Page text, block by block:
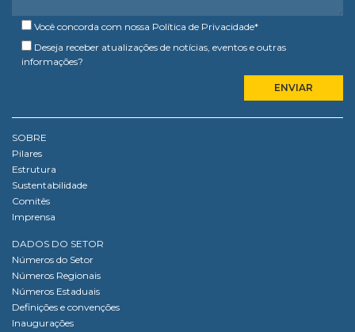
Você concorda com nossa Política de Privacidade*
Deseja receber atualizações de notícias, eventos e outras
informações?
SOBRE
Pilares
Estrutura
Sustentabilidade
Comitês
Imprensa
DADOS DO SETOR
Números do Setor
Números Regionais
Números Estaduais
Definições e convenções
Inaugurações